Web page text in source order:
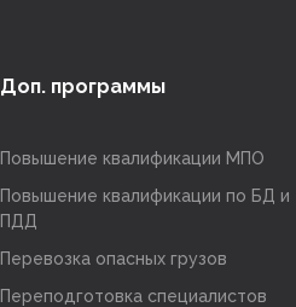
Доп. программы
Повышение квалификации МПО
Повышение квалификации по БД и
ПДД
Перевозка опасных грузов
Переподготовка специалистов